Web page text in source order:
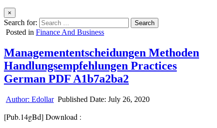
×
Search for:
Posted in Finance And Business
Managemententscheidungen Methoden
Handlungsempfehlungen Practices
German PDF A1b7a2ba2
Author: Edollar Published Date: July 26, 2020
[Pub.14gBd] Download :